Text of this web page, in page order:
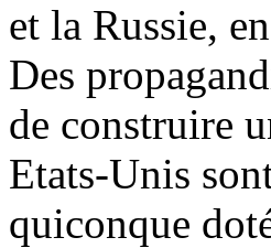
et la Russie,
Des
de construire
Etats-Unis
quiconque